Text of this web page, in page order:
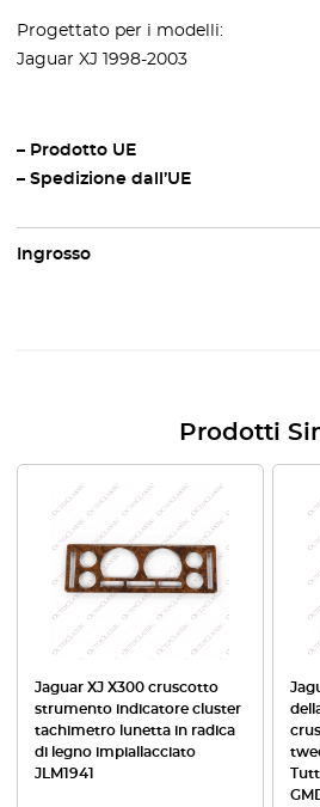
Progettato per i modelli:
Jaguar XJ 1998-2003
– Prodotto UE
– Spedizione dall’UE
Ingrosso
Prodotti
Jaguar XJ X300 cruscotto
strumento indicatore cluster
tachimetro lunetta in radica
di legno impiallacciato
JLM1941